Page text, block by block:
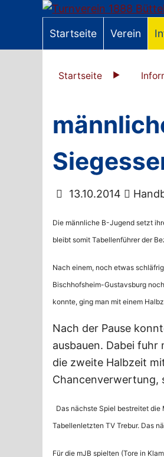
Startseite Verein
Startseite
13.10.2014
Die männliche B-Jugend setzt
bleibt somit Tabellenführer der
Nach einem, noch etwas
Bischhofsheim-Gustavsburg
konnte, ging man mit einem
Nach der Pause
ausbauen. Dabei
die zweite Halbzeit
Chancenverwertung,
Das nächste Spiel bestreitet die
Tabellenletzten TV Trebur. Das
Für die mJB spielten (Tore in